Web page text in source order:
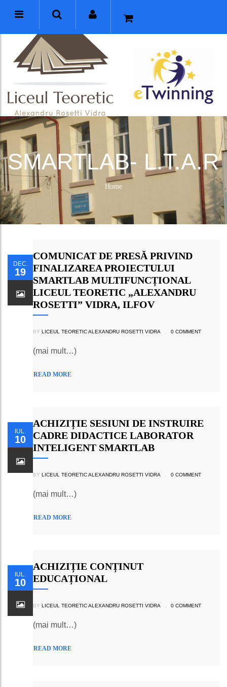
SMARTLAB- L.T.A.R
Home
DEC.
19
COMUNICAT DE PRESĂ PRIVIND
FINALIZAREA PROIECTULUI
SMARTLAB MULTIFUNCȚIONAL
LICEUL TEORETIC „ALEXANDRU
ROSETTI” VIDRA, ILFOV
BY LICEUL TEORETIC ALEXANDRU ROSETTI VIDRA 0 COMMENT
(mai mult…)
READ MORE
IUL.
10
ACHIZIȚIE SESIUNI DE INSTRUIRE
CADRE DIDACTICE LABORATOR
INTELIGENT SMARTLAB
BY LICEUL TEORETIC ALEXANDRU ROSETTI VIDRA 0 COMMENT
(mai mult…)
READ MORE
IUL.
10
ACHIZIȚIE CONȚINUT
EDUCAȚIONAL
BY LICEUL TEORETIC ALEXANDRU ROSETTI VIDRA 0 COMMENT
(mai mult…)
READ MORE